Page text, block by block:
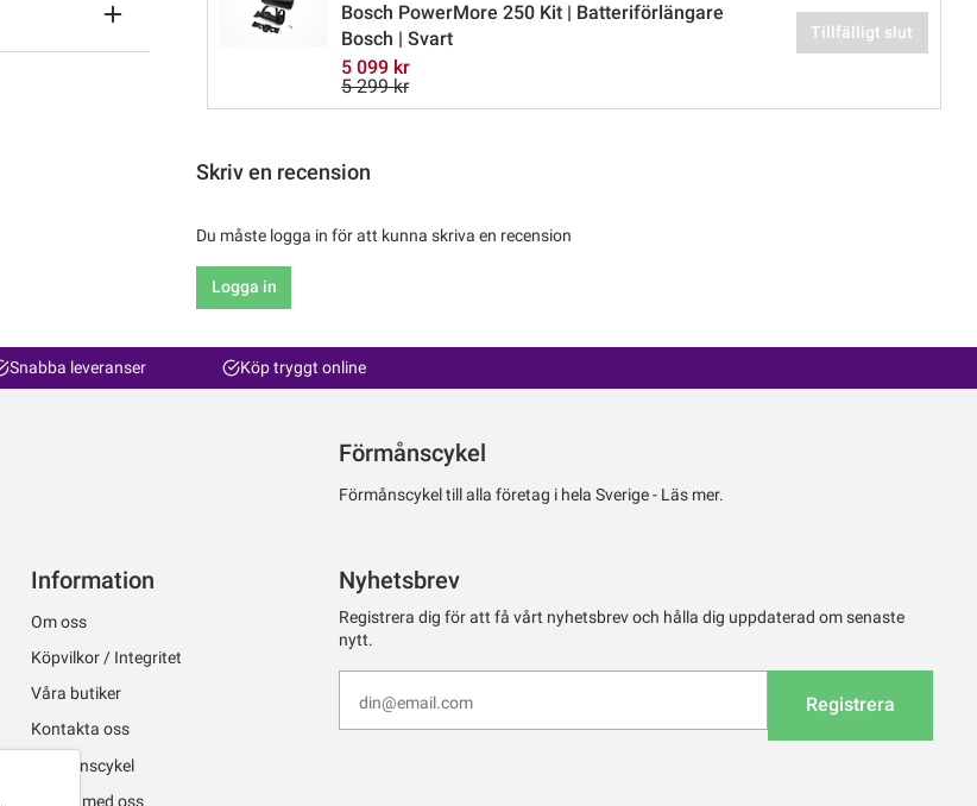
Bosch PowerMore 250 Kit | Batteriförlängare
Bosch | Svart
5 099 kr
5 299 kr
Tillfälligt slut
Skriv en recension
Du måste logga in för att kunna skriva en recension
Logga in
Snabba leveranser Köp tryggt online
Förmånscykel
Förmånscykel till alla företag i hela Sverige - Läs mer.
Information
Om oss
Köpvilkor / Integritet
Våra butiker
Kontakta oss
Förmånscykel
Jobba med oss
Nyhetsbrev
Registrera dig för att få vårt nyhetsbrev och hålla dig uppdaterad om senaste
nytt.
Registrera